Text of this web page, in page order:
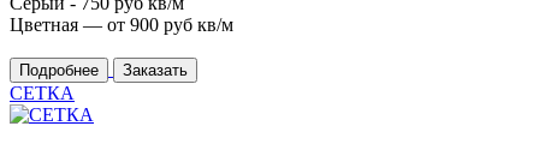
Цветная — от 900 руб кв/м
Подробнее Заказать
СЕТКА